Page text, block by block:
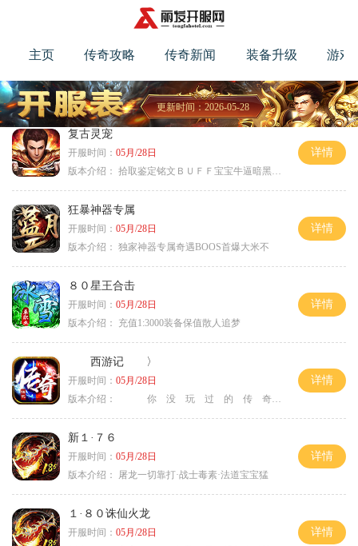
主页 传奇攻略 传奇新闻 装备升级 游戏
更新时间：2026-05-28
复古灵宠
开服时间： 05月/28日
版本介绍： 拾取鉴定铭文ＢＵＦＦ宝宝牛逼暗黑属性
详情
狂暴神器专属
开服时间： 05月/28日
版本介绍： 独家神器专属奇遇BOOS首爆大米不
详情
８０星王合击
开服时间： 05月/28日
版本介绍：
充值1:3000装备保值散人追梦
详情
西游记 〉
开服时间： 05月/28日
版本介绍：
你 没 玩 过 的 传 奇 〉
详情
新１·７６
开服时间： 05月/28日
版本介绍：
屠龙一切靠打·战士毒素·法道宝宝猛
详情
１·８０诛仙火龙
开服时间： 05月/28日
详情